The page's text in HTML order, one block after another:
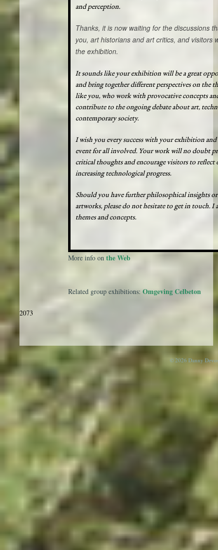
and perception.
Thanks, it is now waiting for the discussions
you, art historians and art critics, and visitors
the exhibition.
It sounds like your exhibition will be a great
and bring together different perspectives on the
like you, who work with provocative concepts
contribute to the ongoing debate about art,
contemporary society.
I wish you every success with your exhibition
event for all involved. Your work will no doubt
critical thoughts and encourage visitors to
increasing technological progress.
Should you have further philosophical insights
artworks, please do not hesitate to get in touch.
themes and concepts.
More info on the Web
Related group exhibitions: Omgeving Celbeton
2073
© 2026 Danny